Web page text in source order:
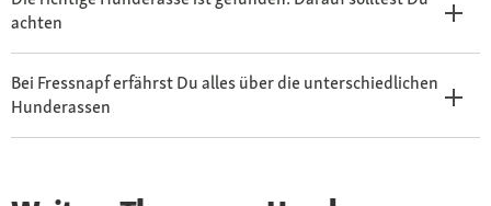
achten
Bei Fressnapf erfährst Du alles über die unterschiedlichen
Hunderassen